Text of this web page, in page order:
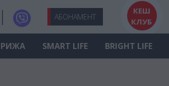
АБОНАМЕНТ
КЕШ
КЛУБ
SMART LIFE BRIGHT LIFE